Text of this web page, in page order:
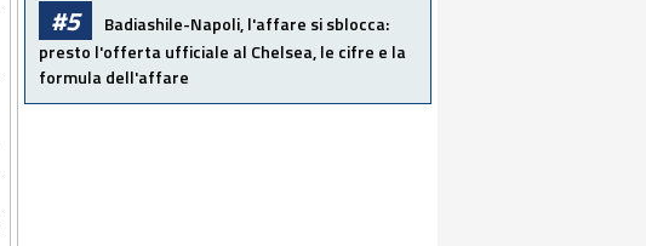
#5
Badiashile-Napoli, l'affare si sblocca:
presto l'offerta ufficiale al Chelsea, le cifre e la
formula dell'affare